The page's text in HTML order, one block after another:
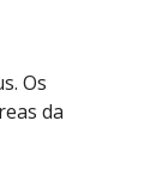
Os
da